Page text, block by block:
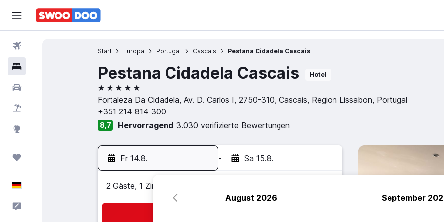
Start Europa Portugal Cascais Pestana Cidadela Cascais
Pestana Cidadela Cascais Hotel
5 Sterne
Fortaleza Da Cidadela, Av. D. Carlos I, 2750-310, Cascais, Region Lissabon, Portugal
+351 214 814 300
8,7 Hervorragend 3.030 verifizierte Bewertungen
Fr 14.8. - Sa 15.8.
2 Gäste, 1 Zimmer
August 2026 September